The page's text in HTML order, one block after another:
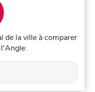
de la ville à comparer